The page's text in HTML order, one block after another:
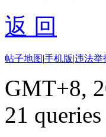
返 回
帖子地图|手机版|违法举
GMT+8,
21 queries